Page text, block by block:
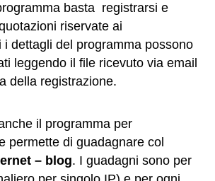
basta registrarsi e
riservate ai
i dettagli del programma possono
leggendo il file ricevuto via email
della registrazione.
il programma per
permette di guadagnare col
– blog. I guadagni sono per